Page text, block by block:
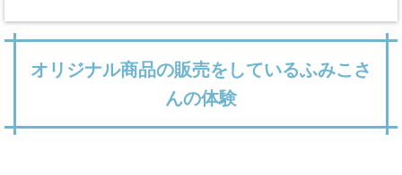
オリジナル商品の販売をしているふみこさ
んの体験